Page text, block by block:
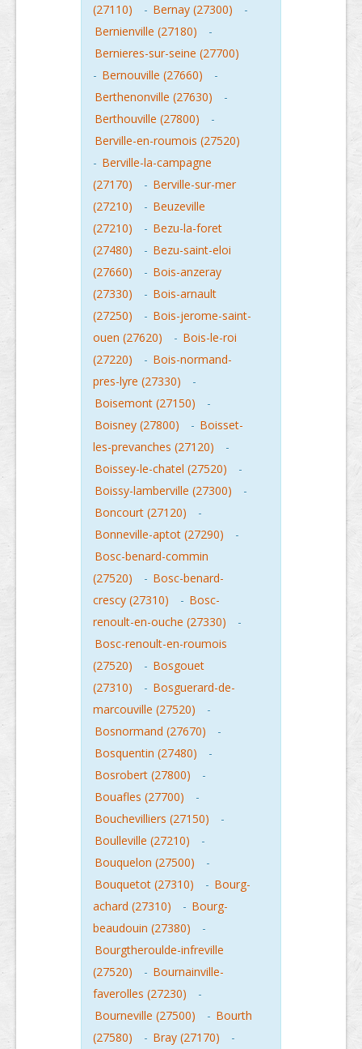
(27110) - Bernay (27300)
-
Bernienville (27180)
-
Bernieres-sur-seine (27700)
- Bernouville (27660)
-
Berthenonville (27630)
-
Berthouville (27800)
-
Berville-en-roumois (27520)
- Berville-la-campagne
(27170)
- Berville-sur-mer
(27210)
- Beuzeville
(27210)
- Bezu-la-foret
(27480)
- Bezu-saint-eloi
(27660)
- Bois-anzeray
(27330)
- Bois-arnault
(27250)
- Bois-jerome-saint-
ouen (27620)
- Bois-le-roi
(27220)
- Bois-normand-
pres-lyre (27330)
-
Boisemont (27150)
-
Boisney (27800)
- Boisset-
les-prevanches (27120)
-
Boissey-le-chatel (27520)
-
Boissy-lamberville (27300)
-
Boncourt (27120)
-
Bonneville-aptot (27290)
-
Bosc-benard-commin
(27520)
- Bosc-benard-
crescy (27310)
- Bosc-
renoult-en-ouche (27330)
-
Bosc-renoult-en-roumois
(27520)
- Bosgouet
(27310)
- Bosguerard-de-
marcouville (27520)
-
Bosnormand (27670)
-
Bosquentin (27480)
-
Bosrobert (27800)
-
Bouafles (27700)
-
Bouchevilliers (27150)
-
Boulleville (27210)
-
Bouquelon (27500)
-
Bouquetot (27310)
- Bourg-
achard (27310)
- Bourg-
beaudouin (27380)
-
Bourgtheroulde-infreville
(27520)
- Bournainville-
faverolles (27230)
-
Bourneville (27500)
- Bourth
(27580)
- Bray (27170)
-